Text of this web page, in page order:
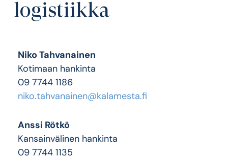
logistiikka
Anssi Rötkö
Kansainvälinen hankinta
09 7744 1135
Niko Tahvanainen
Kotimaan hankinta
09 7744 1186
niko.tahvanainen@kalamesta.fi